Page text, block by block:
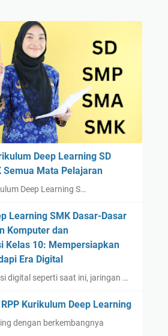
Deep Learning SD
Semua Mata Pelajaran
Deep Learning S…
Learning SMK Dasar-Dasar
Komputer dan
Kelas 10: Mempersiapkan
Era Digital
digital seperti saat ini, jaringan …
Kurikulum Deep Learning
dengan berkembangnya